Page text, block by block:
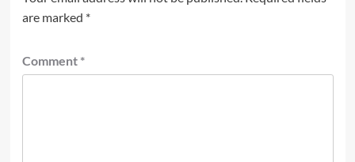
are marked *
Comment *